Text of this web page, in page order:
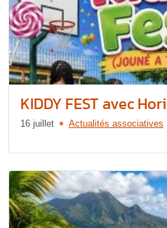
KIDDY FEST avec
16 juillet Actualités associatives